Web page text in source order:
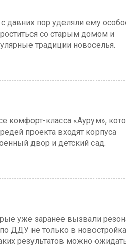
давних пор уделяли ему
со старым домом и
традиции новоселья.
комфорт-класса «Аурум»,
проекта входят корпуса
двор и детский сад.
уже заранее вызвали
ДДУ не только в
результатов можно